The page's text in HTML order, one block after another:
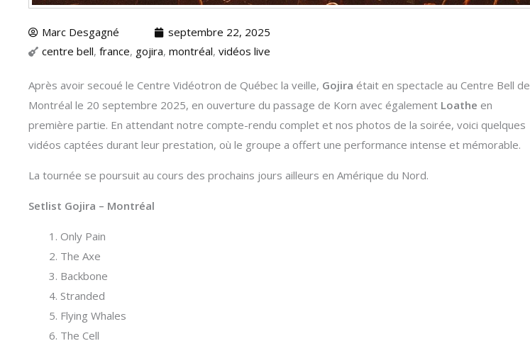
Marc Desgagné
septembre 22, 2025
centre bell, france, gojira, montréal, vidéos live
Après avoir secoué le Centre Vidéotron de Québec la veille, Gojira était en spectacle au Centre Bell de
Montréal le 20 septembre 2025, en ouverture du passage de Korn avec également Loathe en
première partie. En attendant notre compte-rendu complet et nos photos de la soirée, voici quelques
vidéos captées durant leur prestation, où le groupe a offert une performance intense et mémorable.
La tournée se poursuit au cours des prochains jours ailleurs en Amérique du Nord.
Setlist Gojira – Montréal
Only Pain
The Axe
Backbone
Stranded
Flying Whales
The Cell